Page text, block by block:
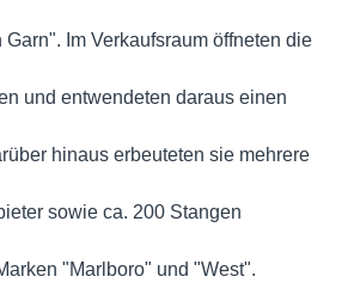
Im Verkaufsraum öffneten die
und entwendeten daraus einen
hinaus erbeuteten sie mehrere
sowie ca. 200 Stangen
"Marlboro" und "West".